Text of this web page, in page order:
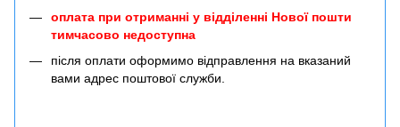
оплата при отриманні у відділенні Нової пошти
тимчасово недоступна
після оплати оформимо відправлення на вказаний
вами адрес поштової служби.